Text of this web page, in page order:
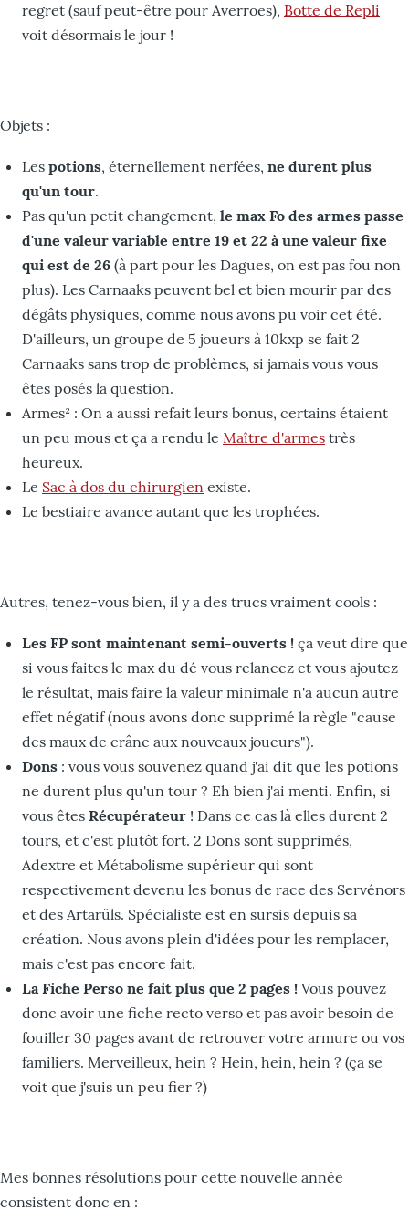
regret (sauf peut-être pour Averroes), Botte de Repli
voit désormais le jour !
Objets :
Les potions, éternellement nerfées, ne durent plus
qu'un tour.
Pas qu'un petit changement, le max Fo des armes passe
d'une valeur variable entre 19 et 22 à une valeur fixe
qui est de 26 (à part pour les Dagues, on est pas fou non
plus). Les Carnaaks peuvent bel et bien mourir par des
dégâts physiques, comme nous avons pu voir cet été.
D'ailleurs, un groupe de 5 joueurs à 10kxp se fait 2
Carnaaks sans trop de problèmes, si jamais vous vous
êtes posés la question.
Armes² : On a aussi refait leurs bonus, certains étaient
un peu mous et ça a rendu le Maître d'armes très
heureux.
Le Sac à dos du chirurgien existe.
Le bestiaire avance autant que les trophées.
Autres, tenez-vous bien, il y a des trucs vraiment cools :
Les FP sont maintenant semi-ouverts ! ça veut dire que
si vous faites le max du dé vous relancez et vous ajoutez
le résultat, mais faire la valeur minimale n'a aucun autre
effet négatif (nous avons donc supprimé la règle "cause
des maux de crâne aux nouveaux joueurs").
Dons : vous vous souvenez quand j'ai dit que les potions
ne durent plus qu'un tour ? Eh bien j'ai menti. Enfin, si
vous êtes Récupérateur ! Dans ce cas là elles durent 2
tours, et c'est plutôt fort. 2 Dons sont supprimés,
Adextre et Métabolisme supérieur qui sont
respectivement devenu les bonus de race des Servénors
et des Artarüls. Spécialiste est en sursis depuis sa
création. Nous avons plein d'idées pour les remplacer,
mais c'est pas encore fait.
La Fiche Perso ne fait plus que 2 pages ! Vous pouvez
donc avoir une fiche recto verso et pas avoir besoin de
fouiller 30 pages avant de retrouver votre armure ou vos
familiers. Merveilleux, hein ? Hein, hein, hein ? (ça se
voit que j'suis un peu fier ?)
Mes bonnes résolutions pour cette nouvelle année
consistent donc en :